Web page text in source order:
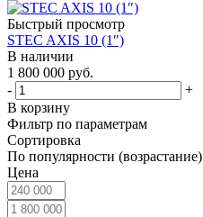
Быстрый просмотр
STEC AXIS 10 (1″)
В наличии
1 800 000 руб.
-
+
В корзину
Фильтр по параметрам
Сортировка
По популярности (возрастание)
Цена